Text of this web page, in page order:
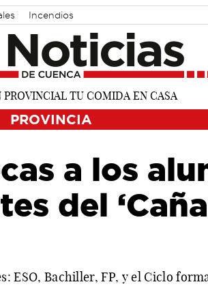
Incendios
PROVINCIA
a los
del
ESO, Bachiller, FP, y el Ciclo